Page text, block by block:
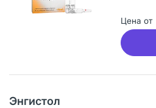
Цена от
Энгистол